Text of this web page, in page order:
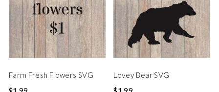
Farm Fresh Flowers SVG Lovey Bear SVG